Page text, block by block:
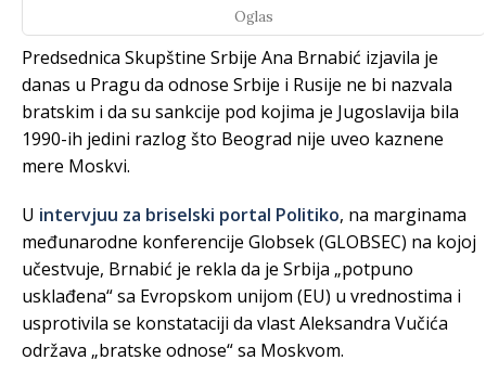
Oglas
Predsednica Skupštine Srbije Ana Brnabić izjavila je
danas u Pragu da odnose Srbije i Rusije ne bi nazvala
bratskim i da su sankcije pod kojima je Jugoslavija bila
1990-ih jedini razlog što Beograd nije uveo kaznene
mere Moskvi.
U intervjuu za briselski portal Politiko, na marginama
međunarodne konferencije Globsek (GLOBSEC) na kojoj
učestvuje, Brnabić je rekla da je Srbija „potpuno
usklađena“ sa Evropskom unijom (EU) u vrednostima i
usprotivila se konstataciji da vlast Aleksandra Vučića
održava „bratske odnose“ sa Moskvom.